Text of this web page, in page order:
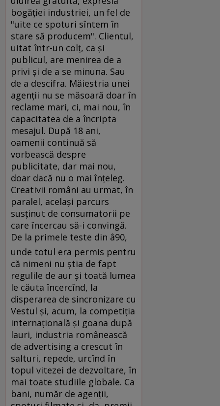
bogăţiei industriei, un fel de
"uite ce spoturi sîntem în
stare să producem". Clientul,
uitat într-un colţ, ca şi
publicul, are menirea de a
privi şi de a se minuna. Sau
de a descifra. Măiestria unei
agenţii nu se măsoară doar în
reclame mari, ci, mai nou, în
capacitatea de a încripta
mesajul. După 18 ani,
oamenii continuă să
vorbească despre
publicitate, dar mai nou,
doar dacă nu o mai înţeleg.
Creativii români au urmat, în
paralel, acelaşi parcurs
susţinut de consumatorii pe
care încercau să-i convingă.
De la primele teste din â90,
unde totul era permis pentru
că nimeni nu ştia de fapt
regulile de aur şi toată lumea
le căuta încercînd, la
disperarea de sincronizare cu
Vestul şi, acum, la competiţia
internaţională şi goana după
lauri, industria românească
de advertising a crescut în
salturi, repede, urcînd în
topul vitezei de dezvoltare, în
mai toate studiile globale. Ca
bani, număr de agenţii,